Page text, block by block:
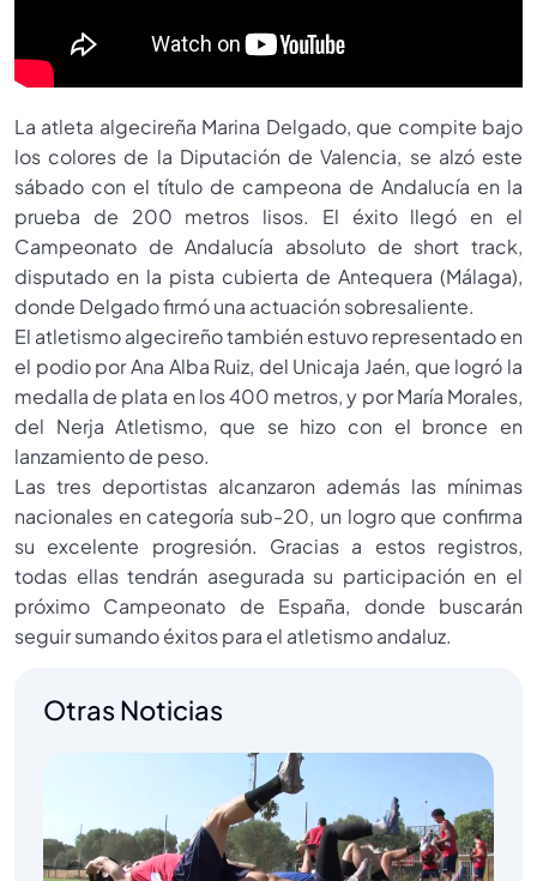
La atleta algecireña Marina Delgado, que compite bajo
los colores de la Diputación de Valencia, se alzó este
sábado con el título de campeona de Andalucía en la
prueba de 200 metros lisos. El éxito llegó en el
Campeonato de Andalucía absoluto de short track,
disputado en la pista cubierta de Antequera (Málaga),
donde Delgado firmó una actuación sobresaliente.
El atletismo algecireño también estuvo representado en
el podio por Ana Alba Ruiz, del Unicaja Jaén, que logró la
medalla de plata en los 400 metros, y por María Morales,
del Nerja Atletismo, que se hizo con el bronce en
lanzamiento de peso.
Las tres deportistas alcanzaron además las mínimas
nacionales en categoría sub-20, un logro que confirma
su excelente progresión. Gracias a estos registros,
todas ellas tendrán asegurada su participación en el
próximo Campeonato de España, donde buscarán
seguir sumando éxitos para el atletismo andaluz.
Otras Noticias